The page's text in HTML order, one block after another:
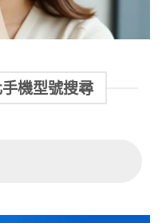
機型號搜尋